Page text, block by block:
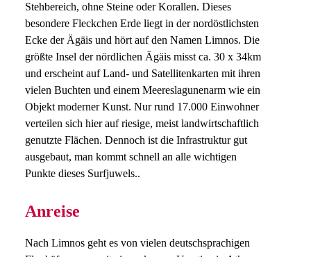
Stehbereich, ohne Steine oder Korallen. Dieses
besondere Fleckchen Erde liegt in der nordöstlichsten
Ecke der Ägäis und hört auf den Namen Limnos. Die
größte Insel der nördlichen Ägäis misst ca. 30 x 34km
und erscheint auf Land- und Satellitenkarten mit ihren
vielen Buchten und einem Meereslagunenarm wie ein
Objekt moderner Kunst. Nur rund 17.000 Einwohner
verteilen sich hier auf riesige, meist landwirtschaftlich
genutzte Flächen. Dennoch ist die Infrastruktur gut
ausgebaut, man kommt schnell an alle wichtigen
Punkte dieses Surfjuwels..
Anreise
Nach Limnos geht es von vielen deutschsprachigen